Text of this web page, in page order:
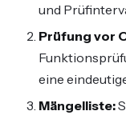
und
Prüfung vor
eine
Mängelliste: